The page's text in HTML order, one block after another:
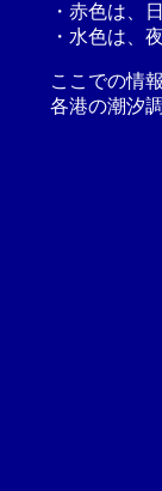
・赤色は、
・水色は、
ここでの情
各港の潮汐